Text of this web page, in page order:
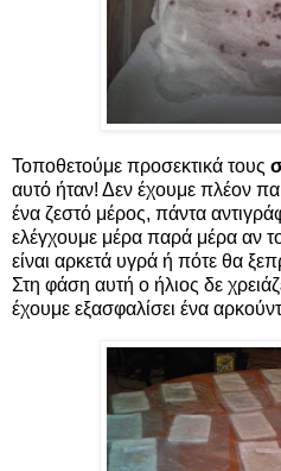
Τοποθετούμε προσεκτικά τους
αυτό ήταν! Δεν έχουμε πλέον
ένα ζεστό μέρος, πάντα
ελέγχουμε μέρα παρά μέρα αν
είναι αρκετά υγρά ή πότε θα
Στη φάση αυτή ο ήλιος δε
έχουμε εξασφαλίσει ένα